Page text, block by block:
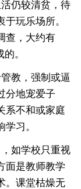
仍较清贫，待
玩乐场所。
查，大约有
。
教，强制或逼
分地宠爱子
系不和或家庭
习。
如学校只重视
面是教师教学
。课堂枯燥无